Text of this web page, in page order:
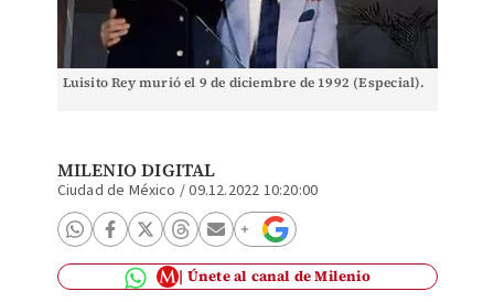
Luisito Rey murió el 9 de diciembre de 1992 (Especial).
MILENIO DIGITAL
Ciudad de México /09.12.2022 10:20:00
Únete al canal de Milenio